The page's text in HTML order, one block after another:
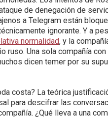
de denegación de
a Telegram están
ignorante. Y a
normalidad, y la
Una sola compañía
dicen temer por su
costa? La teórica
para descifrar las
¿Qué lleva a una